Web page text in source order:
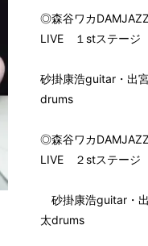
◎森谷ワカ
LIVE １stステージ
砂掛康浩guitar・出
drums
◎森谷ワカ
LIVE ２stステージ
砂掛康浩guitar・
太drums